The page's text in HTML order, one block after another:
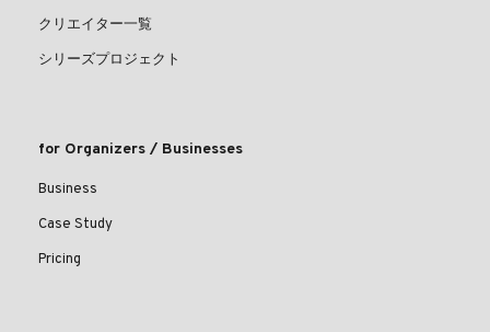
クリエイター一覧
シリーズプロジェクト
for Organizers / Businesses
Business
Case Study
Pricing